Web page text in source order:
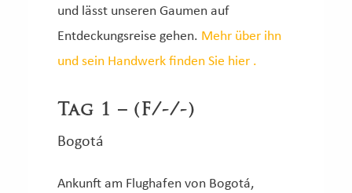
und lässt unseren Gaumen auf
Entdeckungsreise gehen. Mehr über ihn
und sein Handwerk finden Sie hier .
Tag 1 – (F/-/-)
Bogotá
Ankunft am Flughafen von Bogotá,